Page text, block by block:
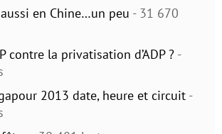
en Chine…un peu - 31 670
contre la privatisation d’ADP ? -
2013 date, heure et circuit -